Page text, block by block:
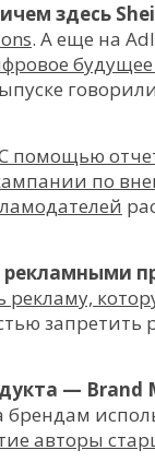
здесь
. А еще на
помощью
по
рекламными
рекламу,
запретить
— Brand
авторы